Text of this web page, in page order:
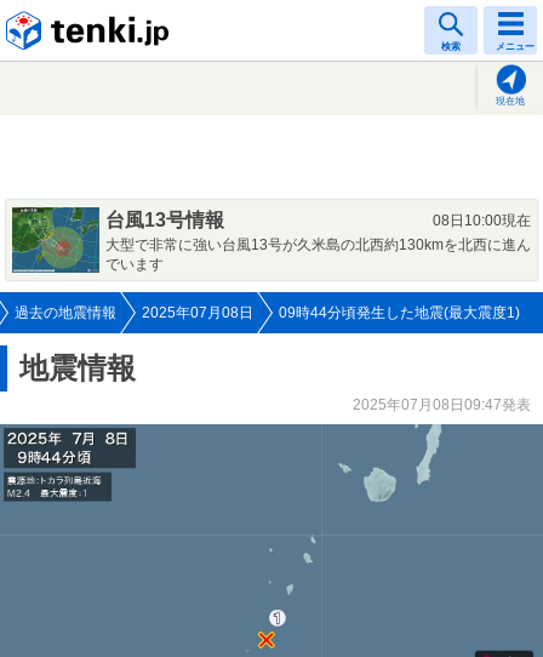
検索 メニュー
現在地
台風13号情報
08日10:00現在
大型で非常に強い台風13号が久米島の北西約130kmを北西に進ん
でいます
過去の地震情報 2025年07月08日 09時44分頃発生した地震(最大震度1)
地震情報
2025年07月08日09:47発表